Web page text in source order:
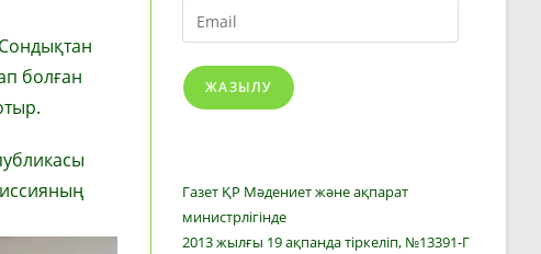
болған
Email
ЖАЗЫЛУ
Газет ҚР Мәдениет және ақпарат
министрлігінде
2013 жылғы 19 ақпанда тіркеліп, №13391-Г